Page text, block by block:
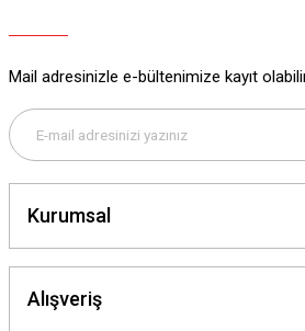
Mail adresinizle e-bültenimize kayıt
Kurumsal
Alışveriş